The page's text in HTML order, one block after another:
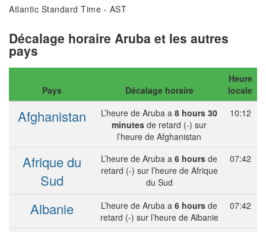
Atlantic Standard Time - AST
Décalage horaire Aruba et les autres
pays
Pays Décalage horaire
Heure
locale
Afghanistan L’heure de Aruba a 8 hours 30
minutes de retard (-) sur
l’heure de Afghanistan
10:12
Afrique du
Sud
L’heure de Aruba a 6 hours de
retard (-) sur l’heure de Afrique
du Sud
07:42
Albanie L’heure de Aruba a 6 hours de
retard (-) sur l’heure de Albanie
07:42